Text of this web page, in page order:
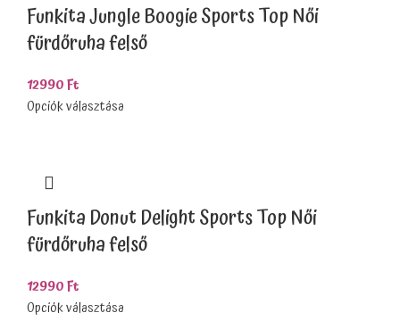
Funkita Jungle Boogie Sports Top Női
fürdőruha felső
12990Ft
Opciók választása
Funkita Donut Delight Sports Top Női
fürdőruha felső
12990Ft
Opciók választása